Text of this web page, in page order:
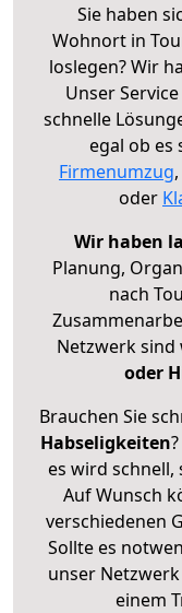
Sie haben
Wohnort in
loslegen? Wir
Unser
schnelle
egal ob es
Firmenumzug,
oder
Wir haben
Planung,
nach
Netzwerk sind
oder
Brauchen Sie
Habseligkeiten
es wird schnell,
Auf Wunsch
verschiedenen
Sollte es
unser
einem